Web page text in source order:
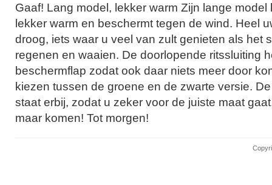
Gaaf! Lang model, lekker warm Zijn lange
lekker warm en beschermt tegen de wind. Heel
droog, iets waar u veel van zult genieten als het
regenen en waaien. De doorlopende ritssluiting
beschermflap zodat ook daar niets meer door
kiezen tussen de groene en de zwarte versie.
staat erbij, zodat u zeker voor de juiste maat
maar komen! Tot morgen!